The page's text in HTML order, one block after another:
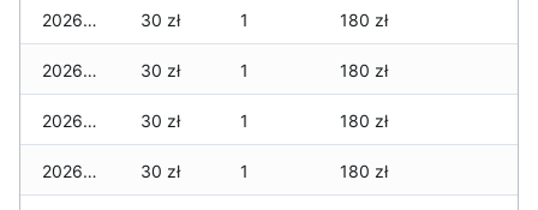
2026-02-01 30 zł 1 180 zł
2026-01-31 30 zł 1 180 zł
2026-01-30 30 zł 1 180 zł
2026-01-29 30 zł 1 180 zł